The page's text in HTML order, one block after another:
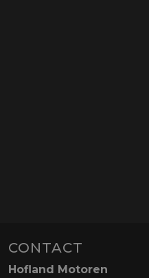
CONTACT
Hofland Motoren